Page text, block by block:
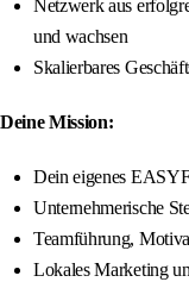
Netzwerk aus
und wachsen
Skalierbares
Deine Mission:
Dein eigenes
Unternehmerische
Teamführung,
Lokales Marketing